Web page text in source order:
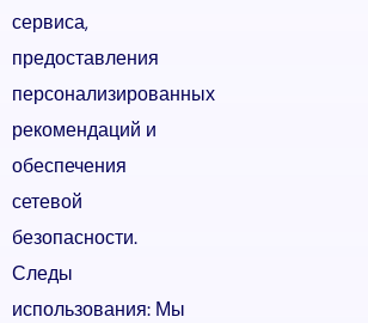
сервиса,
предоставления
персонализированных
рекомендаций и
обеспечения
сетевой
безопасности.
Следы
использования: Мы